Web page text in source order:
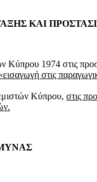
ΚΑΙ
Κύπρου 1974 στις
στις
Κύπρου, στις